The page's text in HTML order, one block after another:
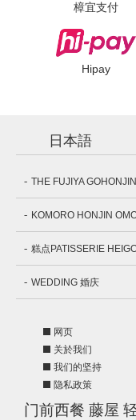
樟宜支付
Hipay
日本語
THE FUJIYA
KOMORO HONJIN
糕点PATISSERIE
WEDDING 婚庆
网页
关於我们
我们的坚持
隐私政策
门前西餐 藤屋